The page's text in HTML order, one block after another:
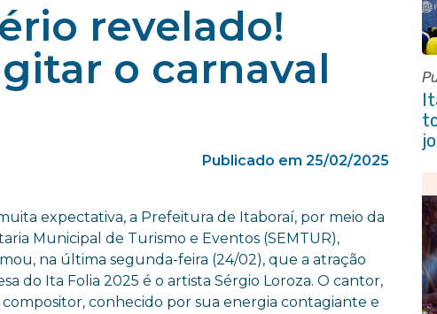
revelado!
o carnaval
Publicado em 25/02/2025
expectativa, a Prefeitura de Itaboraí, por meio da
Municipal de Turismo e Eventos (SEMTUR),
na última segunda-feira (24/02), que a atração
do Ita Folia 2025 é o artista Sérgio Loroza. O cantor,
conhecido por sua energia contagiante e